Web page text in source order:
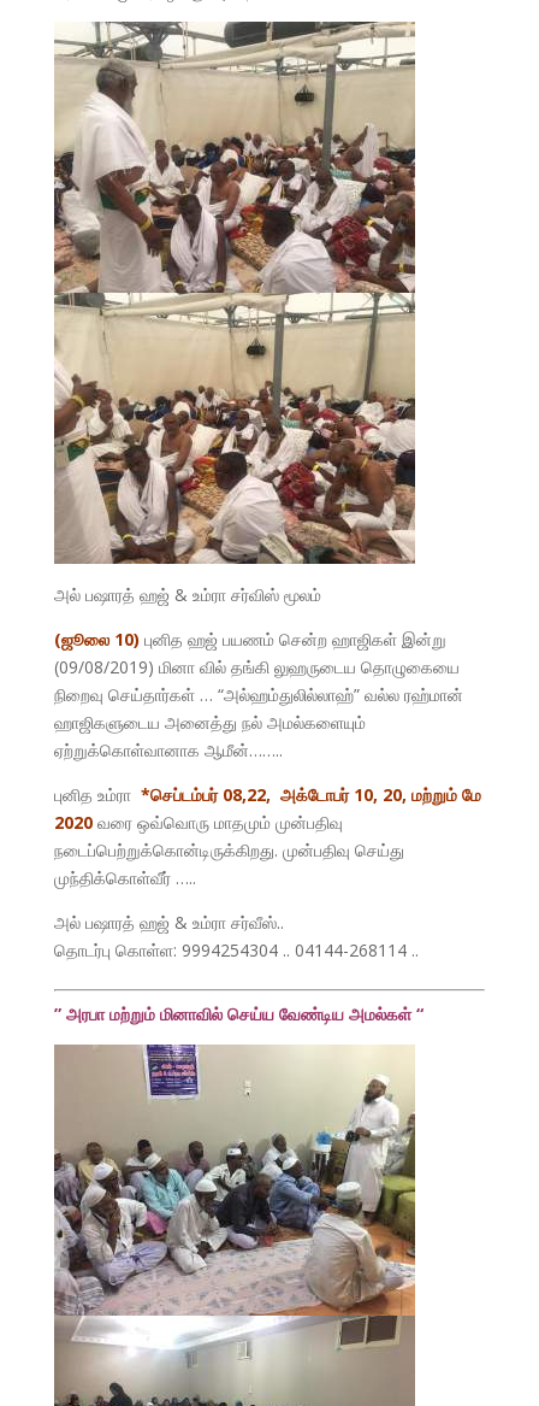
அல் பஷாரத் ஹஜ் & உம்ரா சர்விஸ் மூலம்
(ஜூலை 10) புனித ஹஜ் பயணம் சென்ற ஹாஜிகள் இன்று
(09/08/2019) மினா வில் தங்கி லுஹருடைய தொழுகையை
நிறைவு செய்தார்கள் … “அல்ஹம்துலில்லாஹ்” வல்ல ரஹ்மான்
ஹாஜிகளுடைய அனைத்து நல் அமல்களையும்
ஏற்றுக்கொள்வானாக ஆமீன்……..
புனித உம்ரா *செப்டம்பர் 08,22, அக்டோபர் 10, 20, மற்றும் மே
2020 வரை ஒவ்வொரு மாதமும் முன்பதிவு
நடைப்பெற்றுக்கொன்டிருக்கிறது. முன்பதிவு செய்து
முந்திக்கொள்வீர் …..
அல் பஷாரத் ஹஜ் & உம்ரா சர்வீஸ்..
தொடர்பு கொள்ள: 9994254304 .. 04144-268114 ..
” அரபா மற்றும் மினாவில் செய்ய வேண்டிய அமல்கள் “